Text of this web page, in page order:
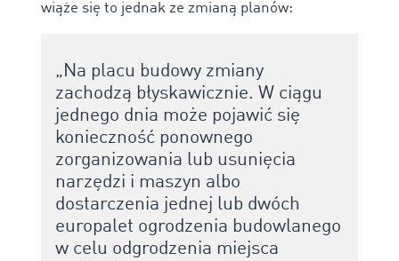
wiąże się to jednak ze zmianą planów:
„Na placu budowy zmiany
zachodzą błyskawicznie. W ciągu
jednego dnia może pojawić się
konieczność ponownego
zorganizowania lub usunięcia
narzędzi i maszyn albo
dostarczenia jednej lub dwóch
europalet ogrodzenia budowlanego
w celu odgrodzenia miejsca